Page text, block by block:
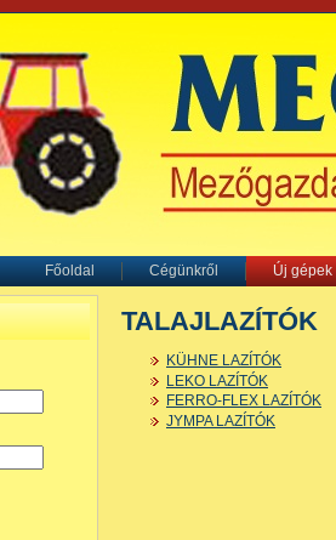
Főoldal Cégünkről Új gépek
TALAJLAZÍTÓK
KÜHNE LAZÍTÓK
LEKO LAZÍTÓK
FERRO-FLEX LAZÍTÓK
JYMPA LAZÍTÓK